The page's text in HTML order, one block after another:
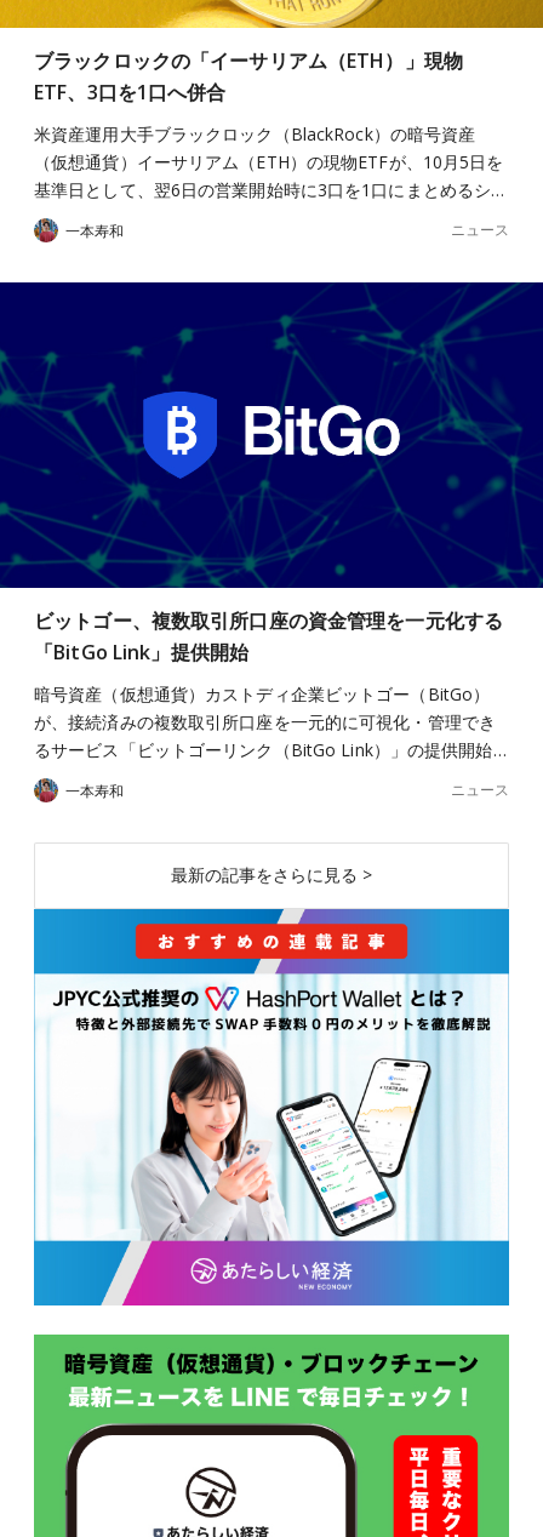
ブラックロックの「イーサリアム（ETH）」現物
ETF、3口を1口へ併合
米資産運用大手ブラックロック（BlackRock）の暗号資産
（仮想通貨）イーサリアム（ETH）の現物ETFが、10月5日を
基準日として、翌6日の営業開始時に3口を1口にまとめるシ…
一本寿和 ニュース
ビットゴー、複数取引所口座の資金管理を一元化する
「BitGo Link」提供開始
暗号資産（仮想通貨）カストディ企業ビットゴー（BitGo）
が、接続済みの複数取引所口座を一元的に可視化・管理でき
るサービス「ビットゴーリンク（BitGo Link）」の提供開始…
一本寿和 ニュース
最新の記事をさらに見る >